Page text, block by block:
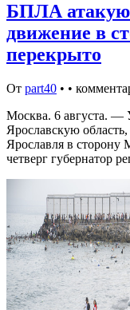
БПЛА
движение в
перекрыто
От part40 • •
Москва. 6 августа. —
Ярославскую
Ярославля в сторону
четверг губернатор